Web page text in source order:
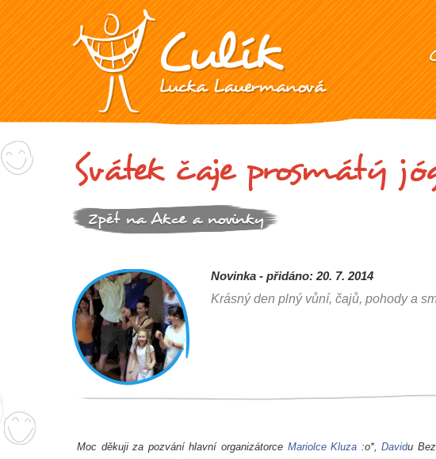
Svátek čaje prosmátý
Zpět na Akce a novinky
Novinka - přidáno: 20. 7. 2014
Krásný den plný vůní, čajů, pohody a
Moc děkuji za pozvání hlavní organizátorce Mariolce Kluza :o*,Davidu